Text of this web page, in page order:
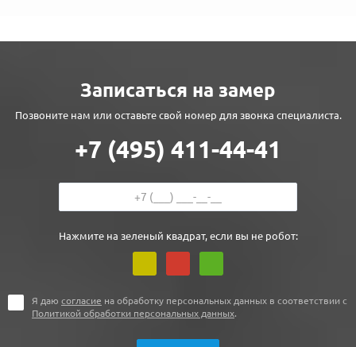
Записаться на замер
Позвоните нам или оставьте свой номер для звонка специалиста.
+7 (495) 411-44-41
Нажмите на зеленый квадрат, если вы не робот:
Я даю согласие на обработку персональных данных в соответствии с
Политикой обработки персональных данных.